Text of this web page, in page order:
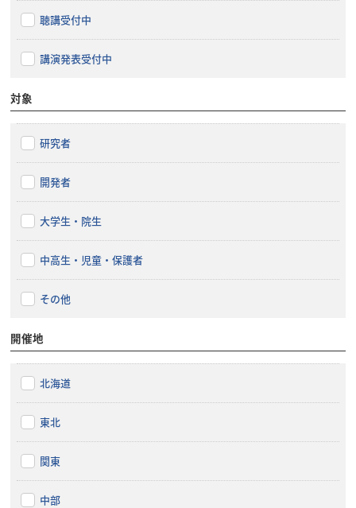
聴講受付中
講演発表受付中
対象
研究者
開発者
大学生・院生
中高生・児童・保護者
その他
開催地
北海道
東北
関東
中部